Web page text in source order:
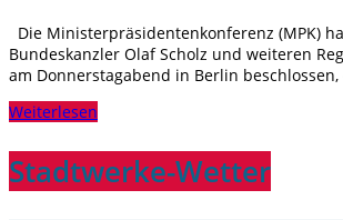
Die Ministerpräsidentenkonferenz (MPK)
Bundeskanzler Olaf Scholz und weiteren
am Donnerstagabend in Berlin
Weiterlesen
Stadtwerke-Wetter